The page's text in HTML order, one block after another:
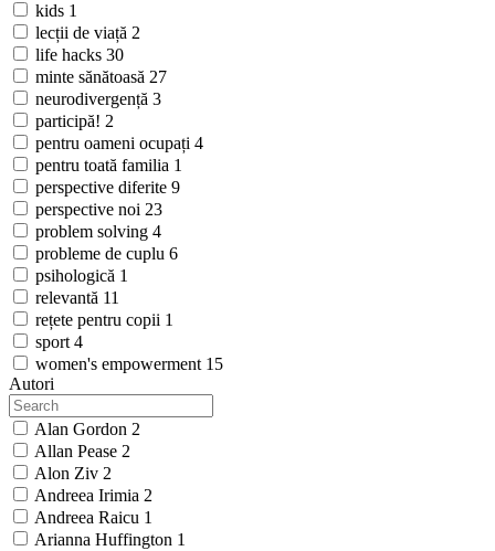
kids 1
lecții de viață 2
life hacks 30
minte sănătoasă 27
neurodivergență 3
participă! 2
pentru oameni ocupați 4
pentru toată familia 1
perspective diferite 9
perspective noi 23
problem solving 4
probleme de cuplu 6
psihologică 1
relevantă 11
rețete pentru copii 1
sport 4
women's empowerment 15
Autori
Alan Gordon 2
Allan Pease 2
Alon Ziv 2
Andreea Irimia 2
Andreea Raicu 1
Arianna Huffington 1